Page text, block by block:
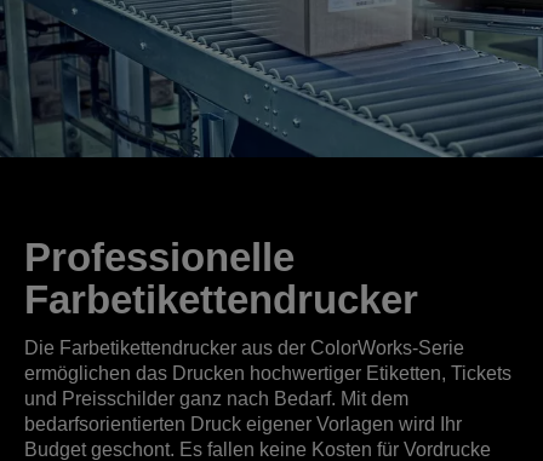
Professionelle
Farbetikettendrucker
Die Farbetikettendrucker aus der ColorWorks-Serie
ermöglichen das Drucken hochwertiger Etiketten, Tickets
und Preisschilder ganz nach Bedarf. Mit dem
bedarfsorientierten Druck eigener Vorlagen wird Ihr
Budget geschont. Es fallen keine Kosten für Vordrucke